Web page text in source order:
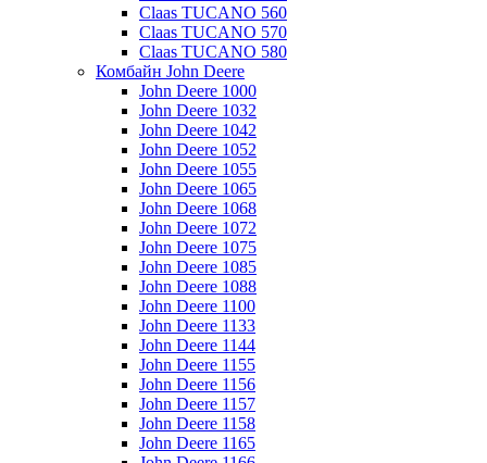
Claas TUCANO 560
Claas TUCANO 570
Claas TUCANO 580
Комбайн John Deere
John Deere 1000
John Deere 1032
John Deere 1042
John Deere 1052
John Deere 1055
John Deere 1065
John Deere 1068
John Deere 1072
John Deere 1075
John Deere 1085
John Deere 1088
John Deere 1100
John Deere 1133
John Deere 1144
John Deere 1155
John Deere 1156
John Deere 1157
John Deere 1158
John Deere 1165